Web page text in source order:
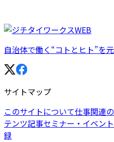
自治体で働く“コトとヒト”を元
サイトマップ
このサイトについて仕事関連
テンツ記事セミナー・イベント
録